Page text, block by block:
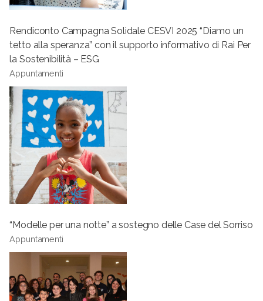
Rendiconto Campagna Solidale CESVI 2025 “Diamo un
tetto alla speranza” con il supporto informativo di Rai Per
la Sostenibilità – ESG
Appuntamenti
“Modelle per una notte” a sostegno delle Case del Sorriso
Appuntamenti